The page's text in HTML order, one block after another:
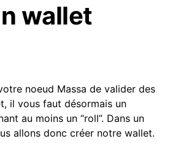
wallet
noeud Massa de valider des
il vous faut désormais un
au moins un “roll”. Dans un
allons donc créer notre wallet.